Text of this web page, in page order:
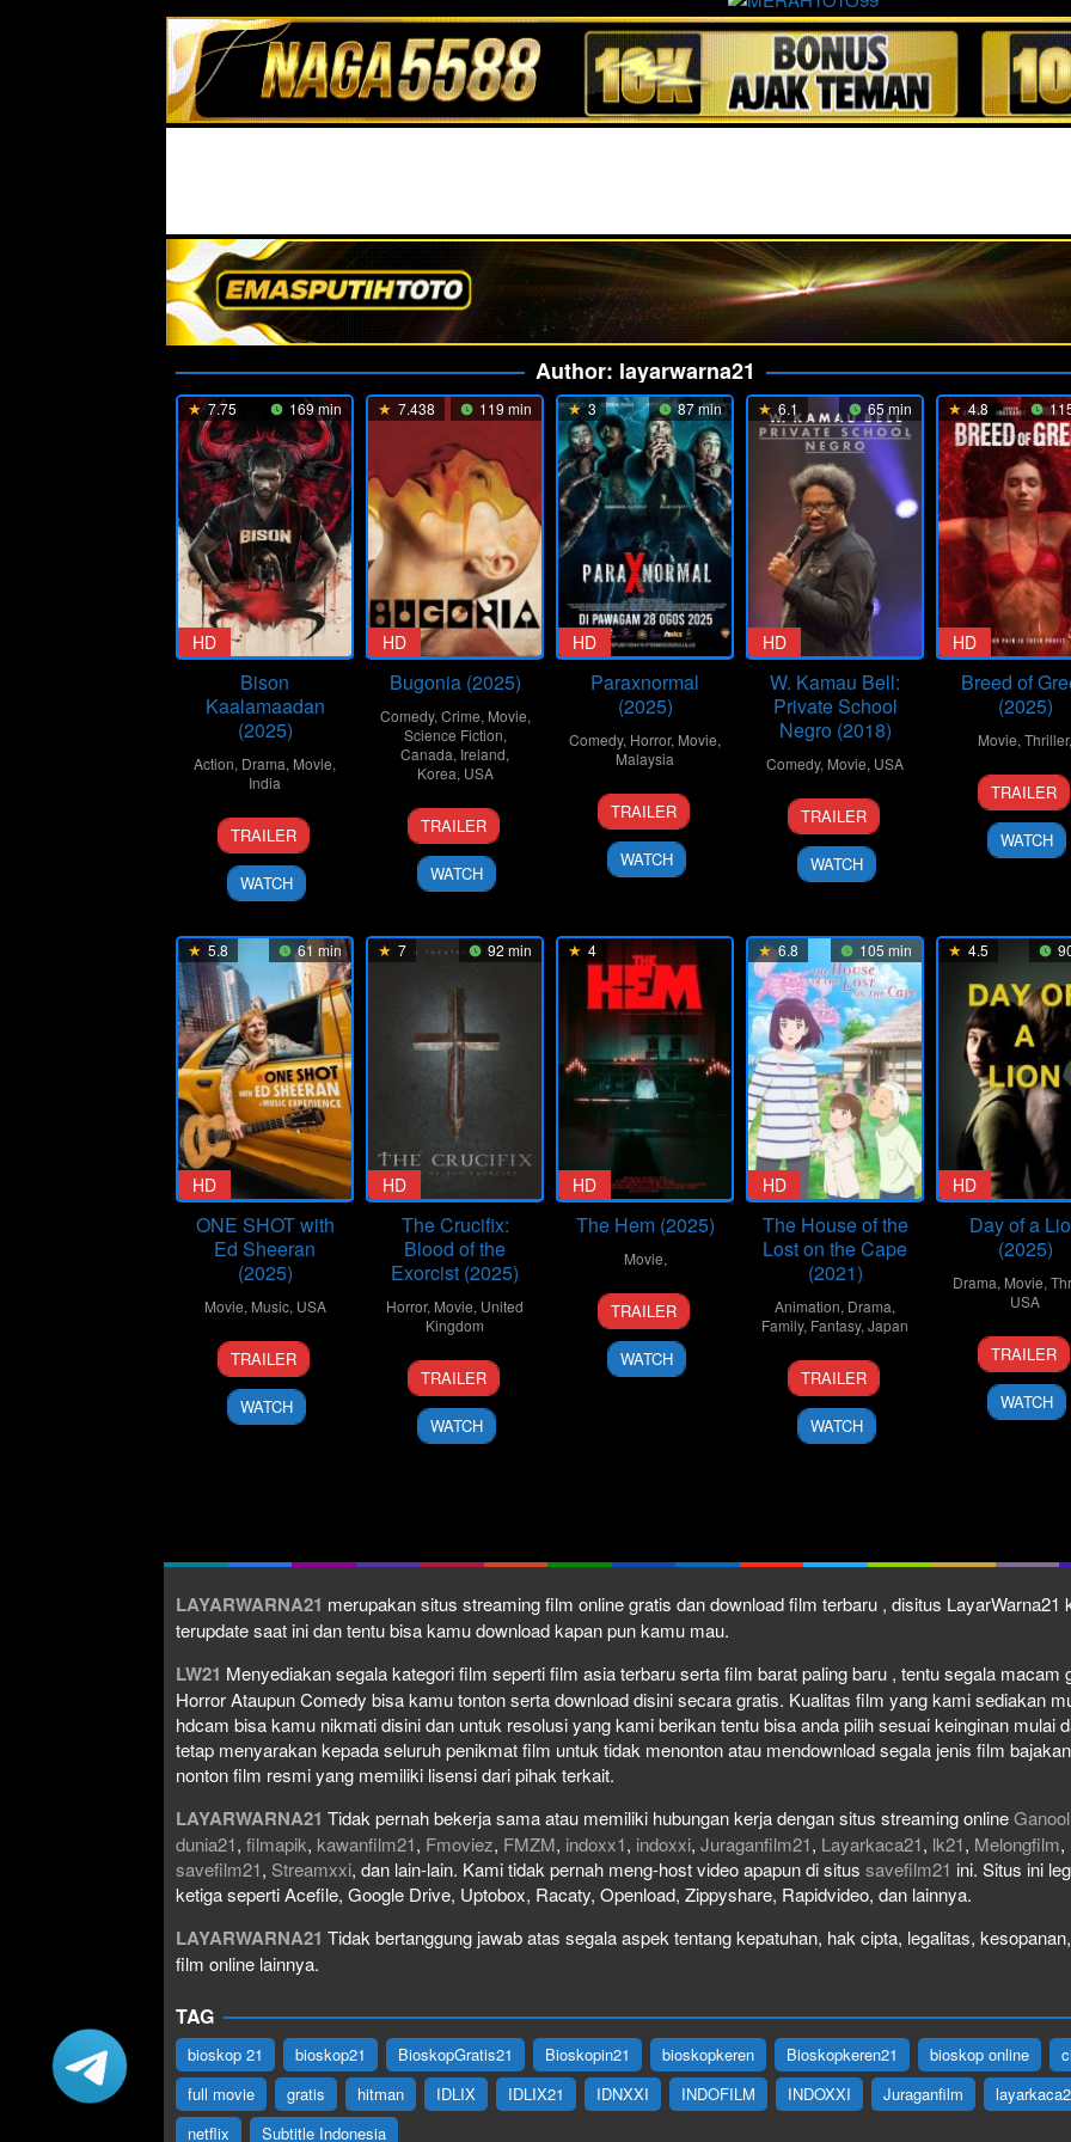
Author: layarwarna21
7.75 169 min
HD
Bison
Kaalamaadan
(2025)
Action, Drama, Movie,
India
16
Oct
2025
Mari
Selvaraj
TRAILER
WATCH
7.438 119 min
HD
Bugonia (2025)
Comedy, Crime, Movie,
Science Fiction,
Canada, Ireland,
Korea, USA
22
Oct
2025
Yorgos
Lanthimos
TRAILER
WATCH
3 87 min
HD
Paraxnormal
(2025)
Comedy, Horror, Movie,
Malaysia
27
Aug
2025
Mohd
Suzana
Rosly
TRAILER
WATCH
6.1 65 min
HD
W. Kamau Bell:
Private School
Negro (2018)
Comedy, Movie, USA
25
Jun
2018
Shannon
Hartman
TRAILER
WATCH
4.8
HD
Breed of
(2025)
Movie, Thriller,
25
Sep
2025
Ralph
TRAILER
WATCH
5.8 61 min
HD
ONE SHOT with
Ed Sheeran
(2025)
Movie, Music, USA
19
Nov
2025
Philip
Barantini
TRAILER
WATCH
7 92 min
HD
The Crucifix:
Blood of the
Exorcist (2025)
Horror, Movie, United
Kingdom
8
Jan
2025
Stephen
Roach
TRAILER
WATCH
4
HD
The Hem (2025)
Movie,
30
Sep
2025
Tyler
Russell
TRAILER
WATCH
6.8 105 min
HD
The House of the
Lost on the Cape
(2021)
Animation, Drama,
Family, Fantasy, Japan
26
Aug
2021
Hideki
Ito
TRAILER
WATCH
4.5
HD
Day of a
(2025)
Drama, Movie,
USA
14
Aug
2025
TRAILER
WATCH
LAYARWARNA21 merupakan situs streaming film online gratis dan download film terbaru , disitus
terupdate saat ini dan tentu bisa kamu download kapan pun kamu mau.
LW21 Menyediakan segala kategori film seperti film asia terbaru serta film barat paling baru , tentu segala
Horror Ataupun Comedy bisa kamu tonton serta download disini secara gratis. Kualitas film yang kami sediakan
hdcam bisa kamu nikmati disini dan untuk resolusi yang kami berikan tentu bisa anda pilih sesuai keinginan mulai
tetap menyarakan kepada seluruh penikmat film untuk tidak menonton atau mendownload segala jenis film
nonton film resmi yang memiliki lisensi dari pihak terkait.
LAYARWARNA21 Tidak pernah bekerja sama atau memiliki hubungan kerja dengan situs streaming onlineGanool
dunia21, filmapik, kawanfilm21, Fmoviez, FMZM, indoxx1, indoxxi, Juraganfilm21, Layarkaca21, lk21, Melongfilm,
savefilm21, Streamxxi, dan lain-lain. Kami tidak pernah meng-host video apapun di situs savefilm21 ini. Situs ini
ketiga seperti Acefile, Google Drive, Uptobox, Racaty, Openload, Zippyshare, Rapidvideo, dan lainnya.
LAYARWARNA21 Tidak bertanggung jawab atas segala aspek tentang kepatuhan, hak cipta, legalitas,
film online lainnya.
TAG
bioskop 21 bioskop21 BioskopGratis21 Bioskopin21 bioskopkeren Bioskopkeren21 bioskop online
full movie
gratis hitman IDLIX IDLIX21 IDNXXI INDOFILM INDOXXI Juraganfilm
netflix
Subtitle Indonesia